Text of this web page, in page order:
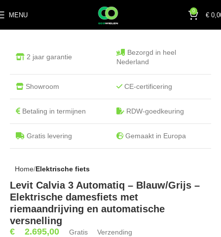
MENU
0
€
2 jaar garantie
Bezorgd in heel
Nederland
Showroom CE-certificering
Betaling in termijnen RDW-goedkeuring
Gratis levering Gemaakt in Europa
Home Elektrische fiets
Levit Calvia 3 Automatiq – Blauw/Grijs –
Elektrische damesfiets met
riemaandrijving en automatische
versnelling
€ 2.695,00
Gratis Verzending